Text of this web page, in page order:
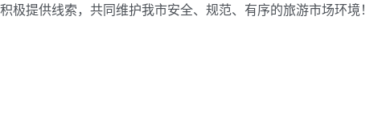
提供线索，共同维护我市安全、规范、有序的旅游市场环境！